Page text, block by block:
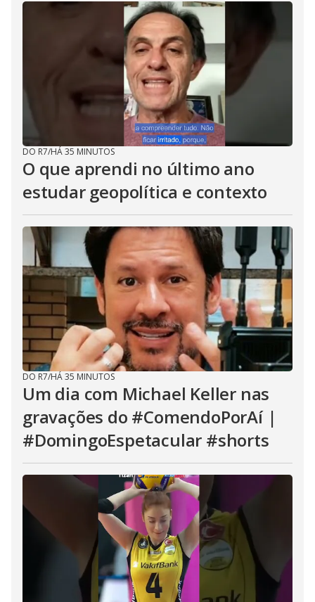
DO R7/HÁ 35 MINUTOS
O que aprendi no último ano
estudar geopolítica e contexto
DO R7/HÁ 35 MINUTOS
Um dia com Michael Keller nas
gravações do #ComendoPorAí |
#DomingoEspetacular #shorts